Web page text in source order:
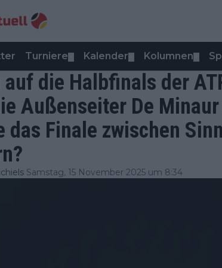
Turniere Kalender Kolumnen
auf die Halbfinals der
Außenseiter De
das Finale zwischen
Samstag, 15 November 2025 um 8:34